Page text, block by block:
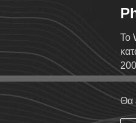
Το
Θα